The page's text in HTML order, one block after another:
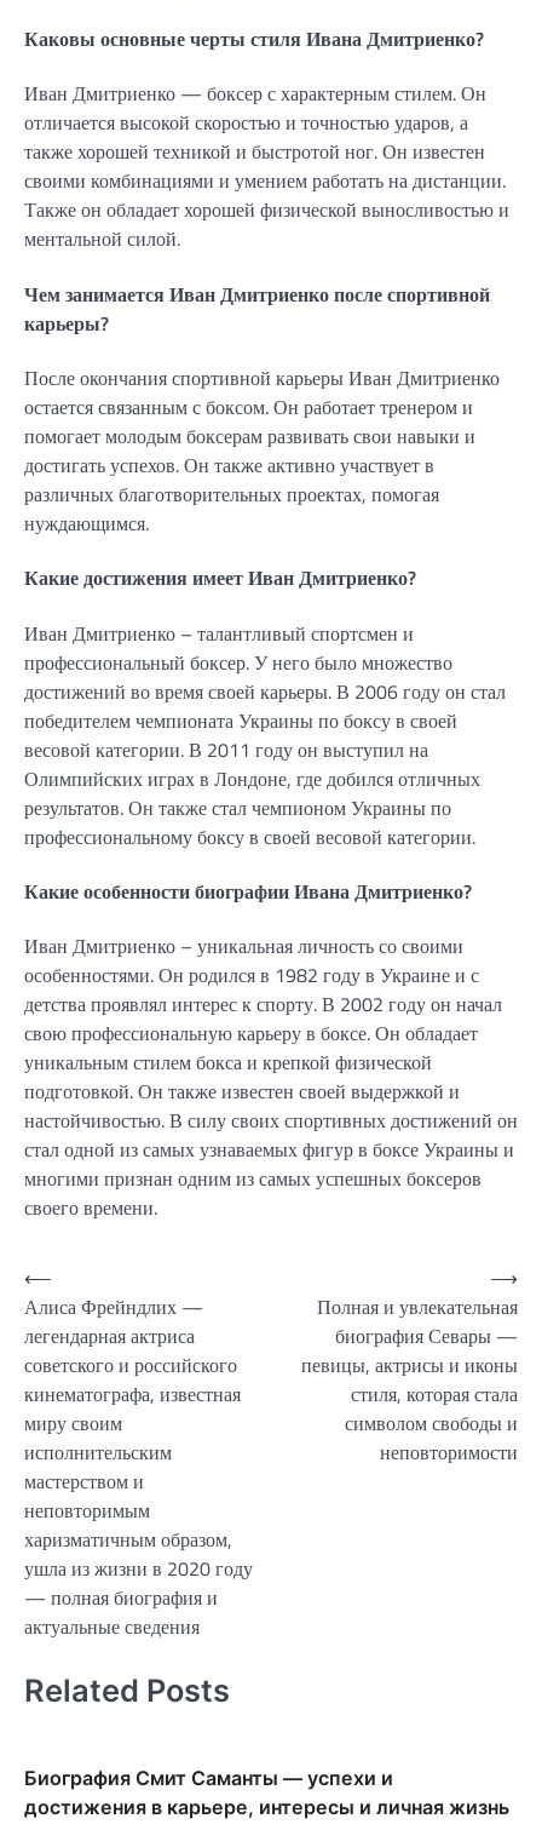
Каковы основные черты стиля Ивана Дмитриенко?
Иван Дмитриенко — боксер с характерным стилем. Он
отличается высокой скоростью и точностью ударов, а
также хорошей техникой и быстротой ног. Он известен
своими комбинациями и умением работать на дистанции.
Также он обладает хорошей физической выносливостью и
ментальной силой.
Чем занимается Иван Дмитриенко после спортивной
карьеры?
После окончания спортивной карьеры Иван Дмитриенко
остается связанным с боксом. Он работает тренером и
помогает молодым боксерам развивать свои навыки и
достигать успехов. Он также активно участвует в
различных благотворительных проектах, помогая
нуждающимся.
Какие достижения имеет Иван Дмитриенко?
Иван Дмитриенко – талантливый спортсмен и
профессиональный боксер. У него было множество
достижений во время своей карьеры. В 2006 году он стал
победителем чемпионата Украины по боксу в своей
весовой категории. В 2011 году он выступил на
Олимпийских играх в Лондоне, где добился отличных
результатов. Он также стал чемпионом Украины по
профессиональному боксу в своей весовой категории.
Какие особенности биографии Ивана Дмитриенко?
Иван Дмитриенко – уникальная личность со своими
особенностями. Он родился в 1982 году в Украине и с
детства проявлял интерес к спорту. В 2002 году он начал
свою профессиональную карьеру в боксе. Он обладает
уникальным стилем бокса и крепкой физической
подготовкой. Он также известен своей выдержкой и
настойчивостью. В силу своих спортивных достижений он
стал одной из самых узнаваемых фигур в боксе Украины и
многими признан одним из самых успешных боксеров
своего времени.
Навигация
по
записям
⟵
Алиса Фрейндлих —
легендарная актриса
советского и российского
кинематографа, известная
миру своим
исполнительским
мастерством и
неповторимым
харизматичным образом,
ушла из жизни в 2020 году
— полная биография и
актуальные сведения
Полная и увлекательная
биография Севары —
певицы, актрисы и иконы
стиля, которая стала
символом свободы и
неповторимости
⟶
Related Posts
Биография Смит Саманты — успехи и
достижения в карьере, интересы и личная жизнь